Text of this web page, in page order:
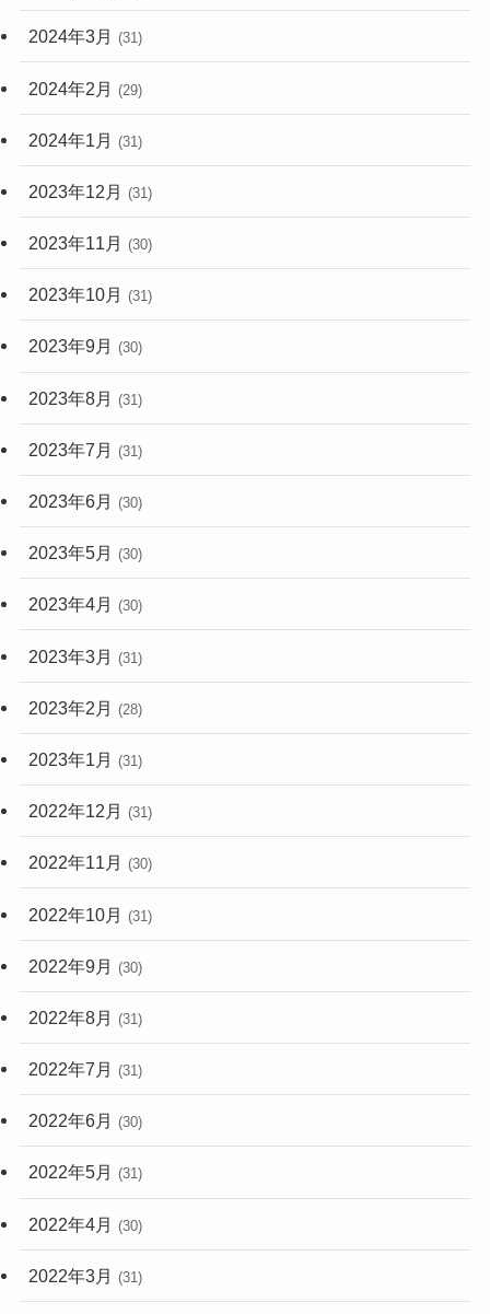
2024年3月 (31)
2024年2月 (29)
2024年1月 (31)
2023年12月 (31)
2023年11月 (30)
2023年10月 (31)
2023年9月 (30)
2023年8月 (31)
2023年7月 (31)
2023年6月 (30)
2023年5月 (30)
2023年4月 (30)
2023年3月 (31)
2023年2月 (28)
2023年1月 (31)
2022年12月 (31)
2022年11月 (30)
2022年10月 (31)
2022年9月 (30)
2022年8月 (31)
2022年7月 (31)
2022年6月 (30)
2022年5月 (31)
2022年4月 (30)
2022年3月 (31)